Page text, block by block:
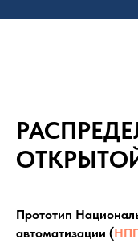
Прототип
автоматизации (